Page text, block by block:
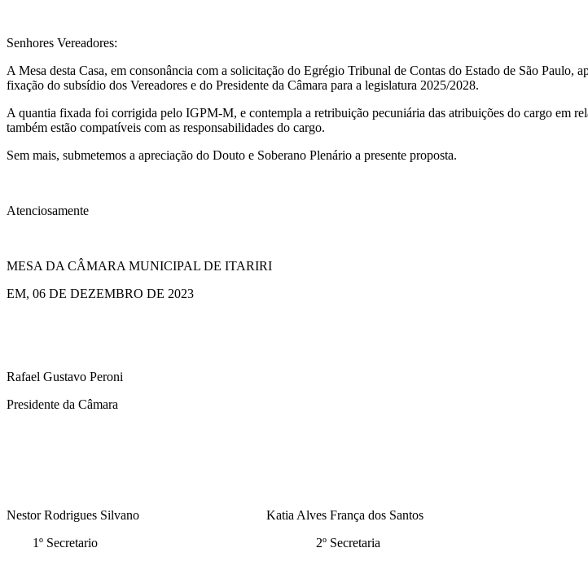
Senhores Vereadores:
A Mesa desta Casa, em consonância com a solicitação do Egrégio Tribunal de Contas do Estado de São Paulo,
fixação do subsídio dos Vereadores e do Presidente da Câmara para a legislatura 2025/2028.
A quantia fixada foi corrigida pelo IGPM-M, e contempla a retribuição pecuniária das atribuições do cargo em
também estão compatíveis com as responsabilidades do cargo.
Sem mais, submetemos a apreciação do Douto e Soberano Plenário a presente proposta.
Atenciosamente
MESA DA CÂMARA MUNICIPAL DE ITARIRI
EM, 06 DE DEZEMBRO DE 2023
Rafael Gustavo Peroni
Presidente da Câmara
Nestor Rodrigues Silvano Katia Alves França dos Santos
1º Secretario 2º Secretaria